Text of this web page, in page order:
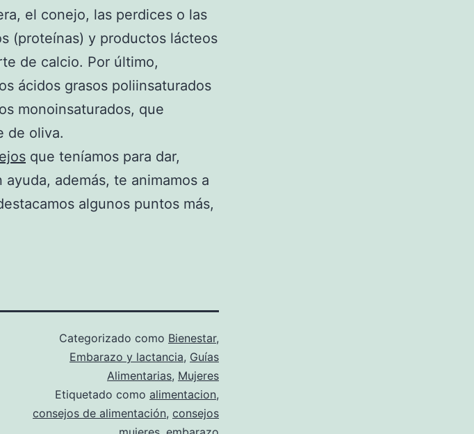
el conejo, las perdices o las
(proteínas) y productos lácteos
de calcio. Por último,
ácidos grasos poliinsaturados
monoinsaturados, que
de oliva.
que teníamos para dar,
además, te animamos a
algunos puntos más,
Categorizado como Bienestar,
Embarazo y lactancia, Guías
Alimentarias, Mujeres
Etiquetado como alimentacion,
consejos de alimentación, consejos